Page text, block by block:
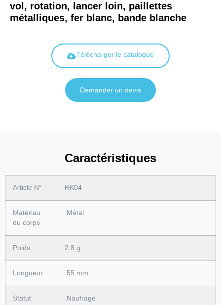
vol, rotation, lancer loin, paillettes
métalliques, fer blanc, bande blanche
Télécharger le catalogue
Demander un devis
Caractéristiques
Article N° RK04
Matériau
du corps
Métal
Poids 2,8 g
Longueur 55 mm
Statut Naufrage